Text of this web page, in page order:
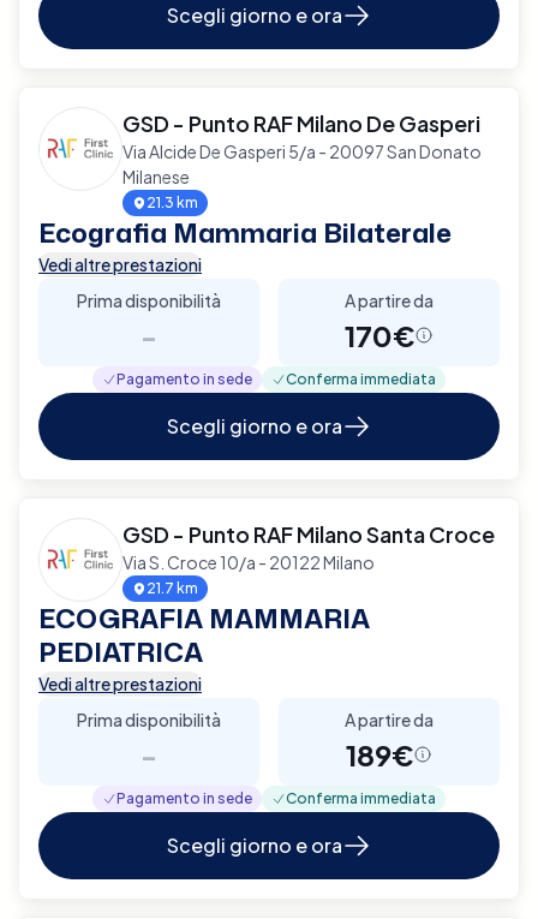
Scegli giorno e ora
GSD - Punto RAF Milano De Gasperi
Via Alcide De Gasperi 5/a - 20097 San Donato
Milanese
21.3 km
Ecografia Mammaria Bilaterale
Vedi altre prestazioni
Prima disponibilità
-
A partire da
170€
Pagamento in sede Conferma immediata
Scegli giorno e ora
GSD - Punto RAF Milano Santa Croce
Via S. Croce 10/a - 20122 Milano
21.7 km
ECOGRAFIA MAMMARIA
PEDIATRICA
Vedi altre prestazioni
Prima disponibilità
-
A partire da
189€
Pagamento in sede Conferma immediata
Scegli giorno e ora